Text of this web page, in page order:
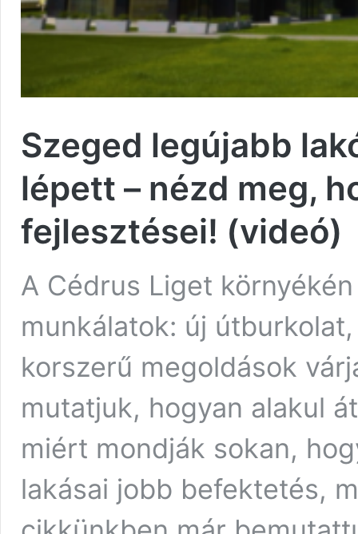
Szeged legújabb
lépett – nézd meg,
fejlesztései! (videó)
A Cédrus Liget
munkálatok: új
korszerű megoldások
mutatjuk, hogyan alakul
miért mondják sokan,
lakásai jobb befektetés,